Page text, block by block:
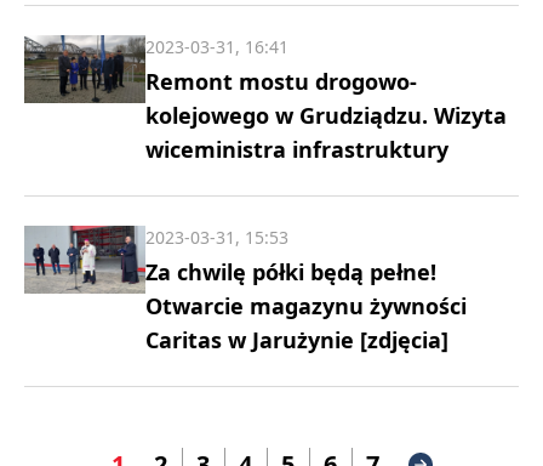
Remont mostu drogowo-
kolejowego w Grudziądzu. Wizyta
wiceministra infrastruktury
2023-03-31, 16:41
Za chwilę półki będą pełne!
Otwarcie magazynu żywności
Caritas w Jarużynie [zdjęcia]
2023-03-31, 15:53